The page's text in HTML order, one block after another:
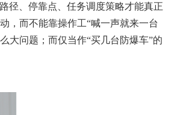
径、停靠点、任务调度策略才能真正
，而不能靠操作工“喊一声就来一台
大问题；而仅当作“买几台防爆车”的